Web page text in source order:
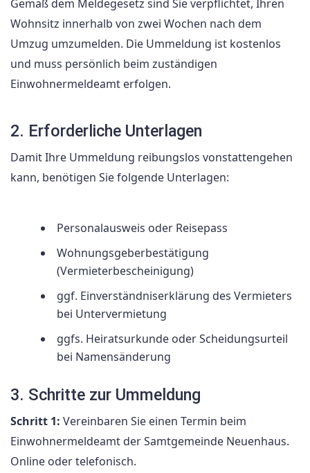
Gemäß dem Meldegesetz sind Sie verpflichtet, Ihren
Wohnsitz innerhalb von zwei Wochen nach dem
Umzug umzumelden. Die Ummeldung ist kostenlos
und muss persönlich beim zuständigen
Einwohnermeldeamt erfolgen.
2. Erforderliche Unterlagen
Damit Ihre Ummeldung reibungslos vonstattengehen
kann, benötigen Sie folgende Unterlagen:
Personalausweis oder Reisepass
Wohnungsgeberbestätigung
(Vermieterbescheinigung)
ggf. Einverständniserklärung des Vermieters
bei Untervermietung
ggfs. Heiratsurkunde oder Scheidungsurteil
bei Namensänderung
3. Schritte zur Ummeldung
Schritt 1: Vereinbaren Sie einen Termin beim
Einwohnermeldeamt der Samtgemeinde Neuenhaus.
Online oder telefonisch.